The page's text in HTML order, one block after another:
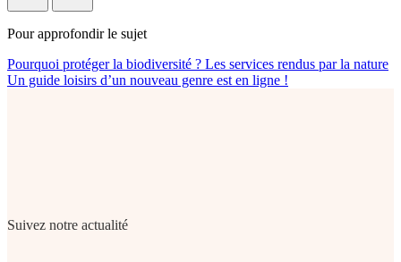
Pour approfondir le sujet
Pourquoi protéger la biodiversité ? Les services rendus par la nature
Un guide loisirs d’un nouveau genre est en ligne !
Suivez notre actualité